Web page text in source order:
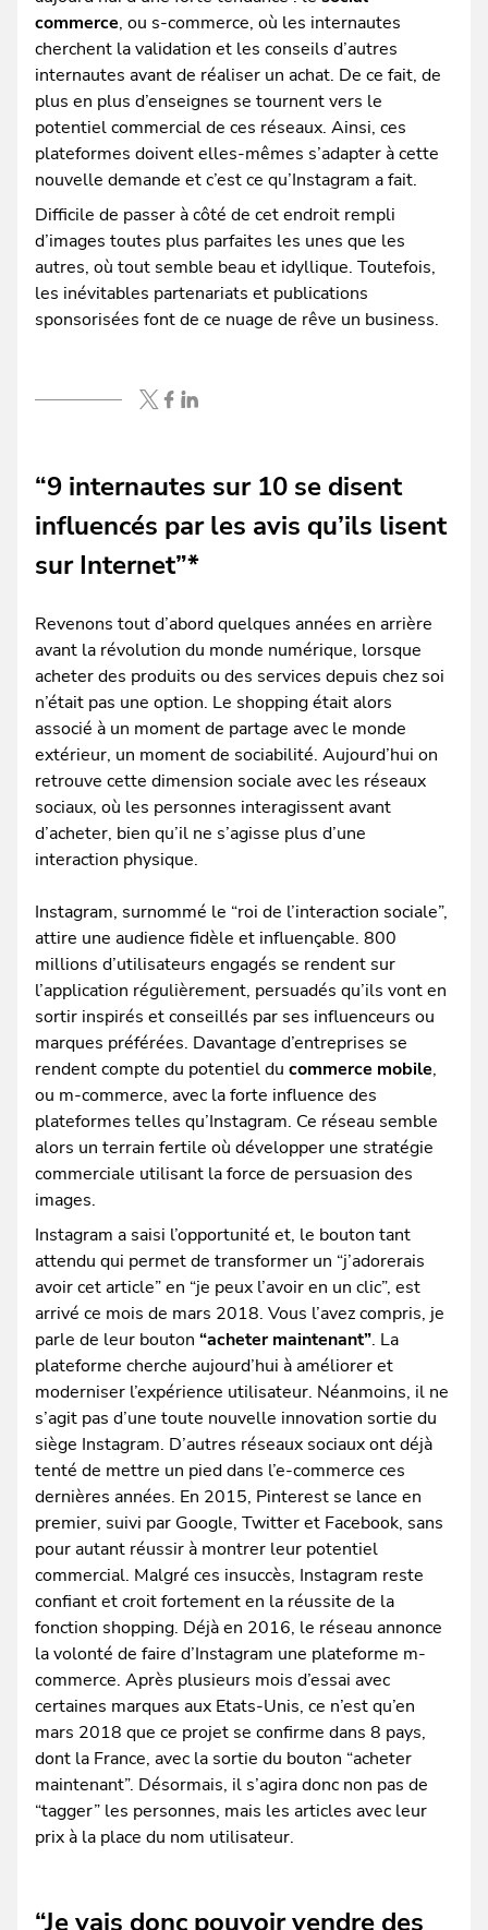
commerce, ou s-commerce, où les internautes
cherchent la validation et les conseils d’autres
internautes avant de réaliser un achat. De ce fait, de
plus en plus d’enseignes se tournent vers le
potentiel commercial de ces réseaux. Ainsi, ces
plateformes doivent elles-mêmes s’adapter à cette
nouvelle demande et c’est ce qu’Instagram a fait.
Difficile de passer à côté de cet endroit rempli
d’images toutes plus parfaites les unes que les
autres, où tout semble beau et idyllique. Toutefois,
les inévitables partenariats et publications
sponsorisées font de ce nuage de rêve un business.
“9 internautes sur 10 se disent
influencés par les avis qu’ils lisent
sur Internet”*
Revenons tout d’abord quelques années en arrière
avant la révolution du monde numérique, lorsque
acheter des produits ou des services depuis chez soi
n’était pas une option. Le shopping était alors
associé à un moment de partage avec le monde
extérieur, un moment de sociabilité. Aujourd’hui on
retrouve cette dimension sociale avec les réseaux
sociaux, où les personnes interagissent avant
d’acheter, bien qu’il ne s’agisse plus d’une
interaction physique.
Instagram, surnommé le “roi de l’interaction sociale”,
attire une audience fidèle et influençable. 800
millions d’utilisateurs engagés se rendent sur
l’application régulièrement, persuadés qu’ils vont en
sortir inspirés et conseillés par ses influenceurs ou
marques préférées. Davantage d’entreprises se
rendent compte du potentiel du commerce mobile,
ou m-commerce, avec la forte influence des
plateformes telles qu’Instagram. Ce réseau semble
alors un terrain fertile où développer une stratégie
commerciale utilisant la force de persuasion des
images.
Instagram a saisi l’opportunité et, le bouton tant
attendu qui permet de transformer un “j’adorerais
avoir cet article” en “je peux l’avoir en un clic”, est
arrivé ce mois de mars 2018. Vous l’avez compris, je
parle de leur bouton “acheter maintenant”. La
plateforme cherche aujourd’hui à améliorer et
moderniser l’expérience utilisateur. Néanmoins, il ne
s’agit pas d’une toute nouvelle innovation sortie du
siège Instagram. D’autres réseaux sociaux ont déjà
tenté de mettre un pied dans l’e-commerce ces
dernières années. En 2015, Pinterest se lance en
premier, suivi par Google, Twitter et Facebook, sans
pour autant réussir à montrer leur potentiel
commercial. Malgré ces insuccès, Instagram reste
confiant et croit fortement en la réussite de la
fonction shopping. Déjà en 2016, le réseau annonce
la volonté de faire d’Instagram une plateforme m-
commerce. Après plusieurs mois d’essai avec
certaines marques aux Etats-Unis, ce n’est qu’en
mars 2018 que ce projet se confirme dans 8 pays,
dont la France, avec la sortie du bouton “acheter
maintenant”. Désormais, il s’agira donc non pas de
“tagger” les personnes, mais les articles avec leur
prix à la place du nom utilisateur.
“Je vais donc pouvoir vendre des